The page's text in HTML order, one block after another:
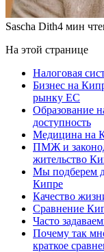
Sascha Dith4 мин
На этой странице
Налоговая
Бизнес на
рынку ЕС
Образование
доступность
Медицина на
ПМЖ и
жительство
Мы подберем
Кипре
Качество
Сравнение
Часто
Почему так
краткое